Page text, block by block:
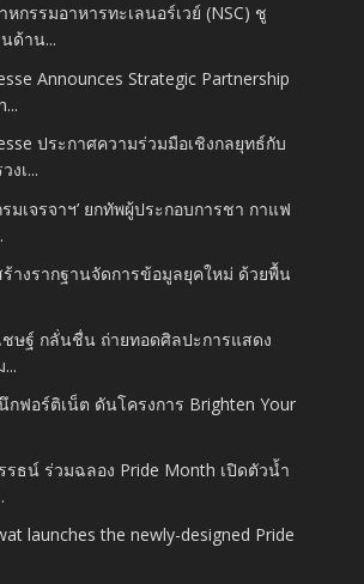
หกรรมอาหารทะเลนอร์เวย์ (NSC) ชู
ด้าน...
Announces Strategic Partnership
ประกาศความร่วมมือเชิงกลยุทธ์กับ
งเ...
รมเจรจาฯ’ ยกทัพผู้ประกอบการชา กาแฟ
ร้างรากฐานจัดการข้อมูลยุคใหม่ ด้วยพื้น
ษฐ์ กลั่นชื่น ถ่ายทอดศิลปะการแสดง
กฟอร์ติเน็ต ดันโครงการ Brighten Your
รธน์ ร่วมฉลอง Pride Month เปิดตัวน้ำ
launches the newly-designed Pride